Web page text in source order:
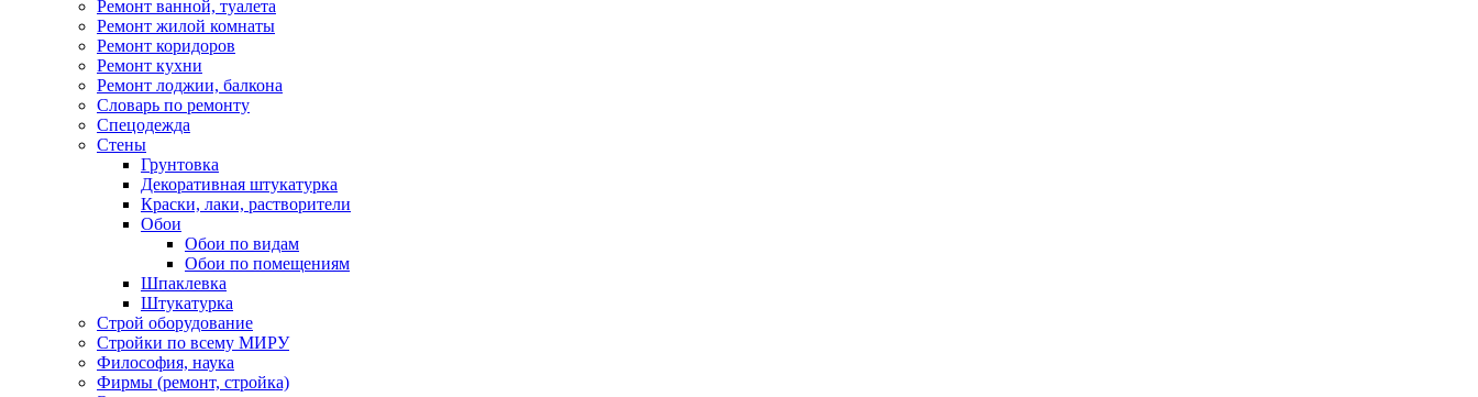
Ремонт ванной, туалета
Ремонт жилой комнаты
Ремонт коридоров
Ремонт кухни
Ремонт лоджии, балкона
Словарь по ремонту
Спецодежда
Стены
Грунтовка
Декоративная штукатурка
Краски, лаки, растворители
Обои
Обои по видам
Обои по помещениям
Шпаклевка
Штукатурка
Строй оборудование
Стройки по всему МИРУ
Философия, наука
Фирмы (ремонт, стройка)